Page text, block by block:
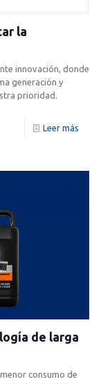
la
innovación, donde
generación y
prioridad.
Leer más
de larga
consumo de